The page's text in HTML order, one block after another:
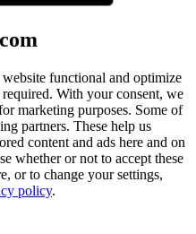
functional and optimize
With your consent, we
marketing purposes. Some of
partners. These help us
content and ads here and on
whether or not to accept these
or to change your settings,
policy.